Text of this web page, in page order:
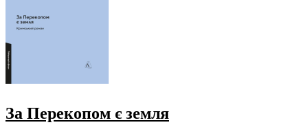
За Перекопом є земля